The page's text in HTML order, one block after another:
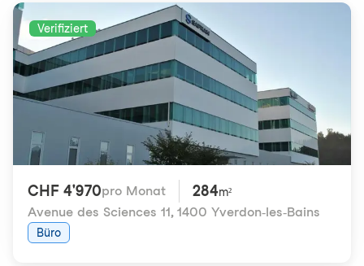
Verifiziert
CHF 4'970pro Monat 284m²
Avenue des Sciences 11, 1400 Yverdon-les-Bains
Büro